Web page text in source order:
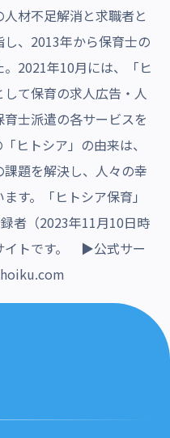
材不足解消と求職者と
、2013年から保育士の
2021年10月には、「ヒ
て保育の求人広告・人
士派遣の各サービスを
ヒトシア」の由来は、
題を解決し、人々の幸
す。「ヒトシア保育」
者（2023年11月10日時
イトです。 ▶公式サー